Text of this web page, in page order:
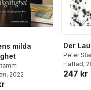
milda
, 2022
Der
Peter
Häftad,
247 kr